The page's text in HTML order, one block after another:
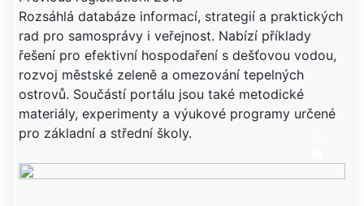
Rozsáhlá databáze informací, strategií a praktických
rad pro samosprávy i veřejnost. Nabízí příklady
řešení pro efektivní hospodaření s dešťovou vodou,
rozvoj městské zeleně a omezování tepelných
ostrovů. Součástí portálu jsou také metodické
materiály, experimenty a výukové programy určené
pro základní a střední školy.